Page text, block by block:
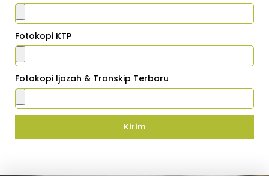
Fotokopi KTP
Fotokopi Ijazah & Transkip Terbaru
Kirim